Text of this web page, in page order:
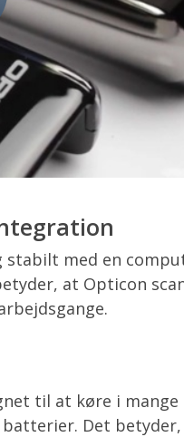
stabilt med en
at Opticon
til at køre i
batterier. Det